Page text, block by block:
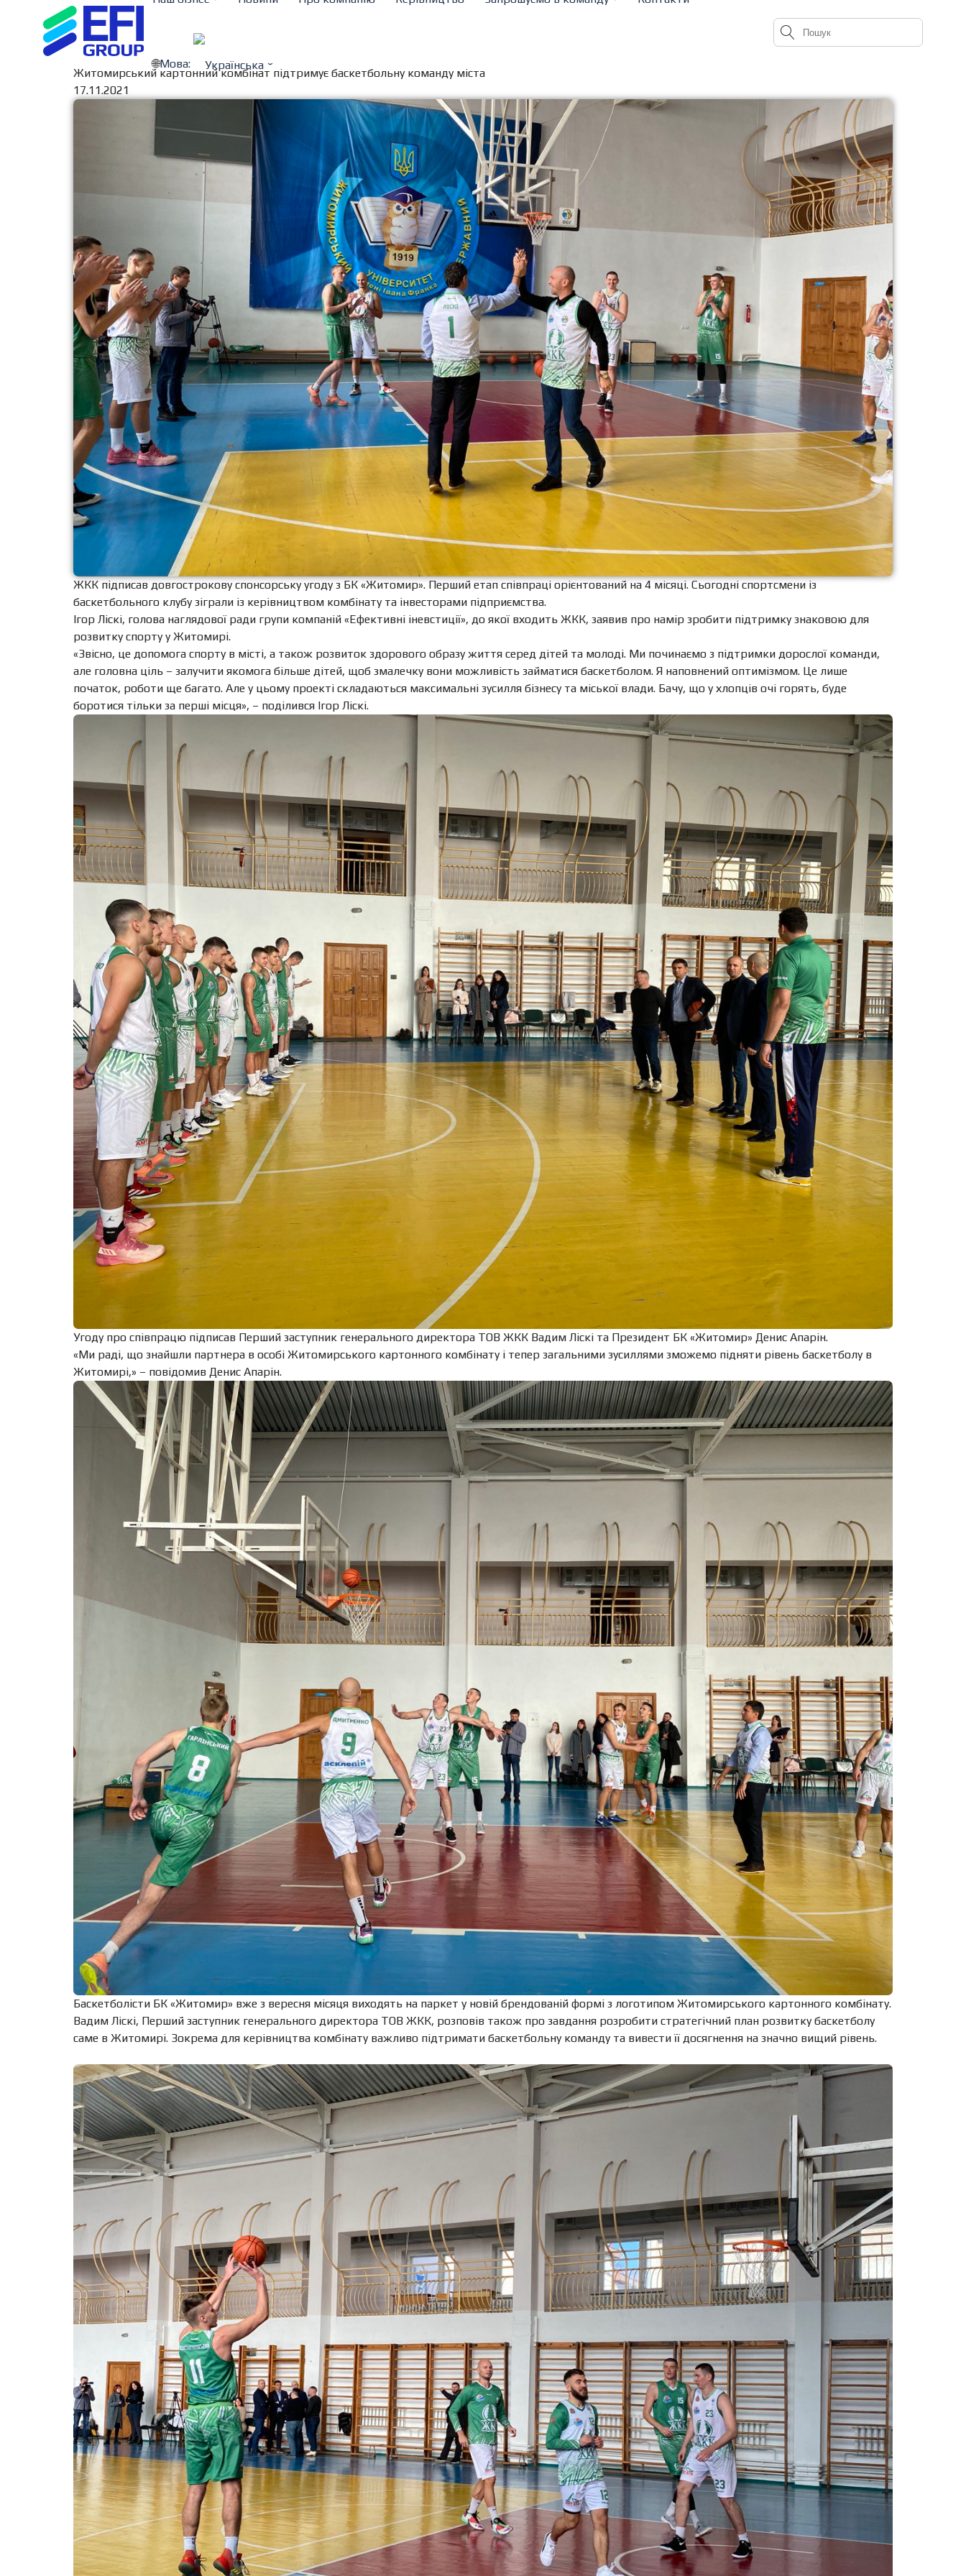
Мова:
Житомирський картонний комбінат підтримує баскетбольну команду міста
17.11.2021
ЖКК підписав довгострокову спонсорську угоду з БК «Житомир». Перший етап співпраці орієнтований на 4 місяці. Сьогодні спортсмени із
баскетбольного клубу зіграли із керівництвом комбінату та інвесторами підприємства.
Ігор Ліскі, голова наглядової ради групи компаній «Ефективні іневстиції», до якої входить ЖКК, заявив про намір зробити підтримку знаковою для
розвитку спорту у Житомирі.
«Звісно, це допомога спорту в місті, а також розвиток здорового образу життя серед дітей та молоді. Ми починаємо з підтримки дорослої команди,
але головна ціль – залучити якомога більше дітей, щоб змалечку вони можливість займатися баскетболом. Я наповнений оптимізмом. Це лише
початок, роботи ще багато. Але у цьому проекті складаються максимальні зусилля бізнесу та міської влади. Бачу, що у хлопців очі горять, буде
боротися тільки за перші місця», – поділився Ігор Ліскі.
Угоду про співпрацю підписав Перший заступник генерального директора ТОВ ЖКК Вадим Ліскі та Президент БК «Житомир» Денис Апарін.
«Ми раді, що знайшли партнера в особі Житомирського картонного комбінату і тепер загальними зусиллями зможемо підняти рівень баскетболу в
Житомирі,» – повідомив Денис Апарін.
Баскетболісти БК «Житомир» вже з вересня місяця виходять на паркет у новій брендованій формі з логотипом Житомирського картонного комбінату.
Вадим Ліскі, Перший заступник генерального директора ТОВ ЖКК, розповів також про завдання розробити стратегічний план розвитку баскетболу
саме в Житомирі. Зокрема для керівництва комбінату важливо підтримати баскетбольну команду та вивести її досягнення на значно вищий рівень.